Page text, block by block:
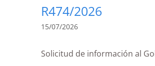
R474/2026
15/07/2026
Solicitud de información al